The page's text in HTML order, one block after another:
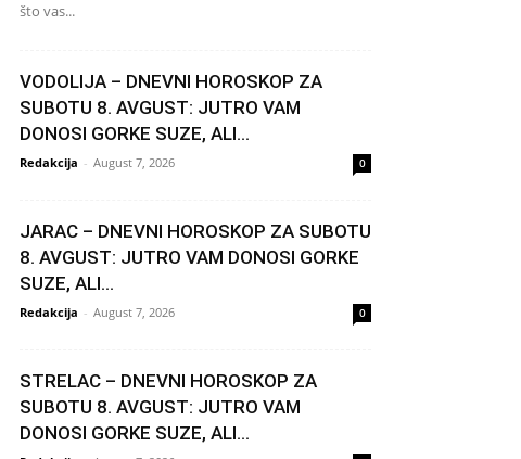
što vas...
VODOLIJA – DNEVNI HOROSKOP ZA
SUBOTU 8. AVGUST: JUTRO VAM
DONOSI GORKE SUZE, ALI...
Redakcija - August 7, 2026 0
JARAC – DNEVNI HOROSKOP ZA SUBOTU
8. AVGUST: JUTRO VAM DONOSI GORKE
SUZE, ALI...
Redakcija - August 7, 2026 0
STRELAC – DNEVNI HOROSKOP ZA
SUBOTU 8. AVGUST: JUTRO VAM
DONOSI GORKE SUZE, ALI...